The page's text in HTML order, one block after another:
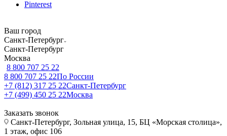
Pinterest
Ваш город
Санкт-Петербург
Санкт-Петербург
Москва
8 800 707 25 22
8 800 707 25 22По России
+7 (812) 317 25 22Санкт-Петербург
+7 (499) 450 25 22Москва
Заказать звонок
Санкт-Петербург, Зольная улица, 15, БЦ «Морская столица»,
1 этаж, офис 106